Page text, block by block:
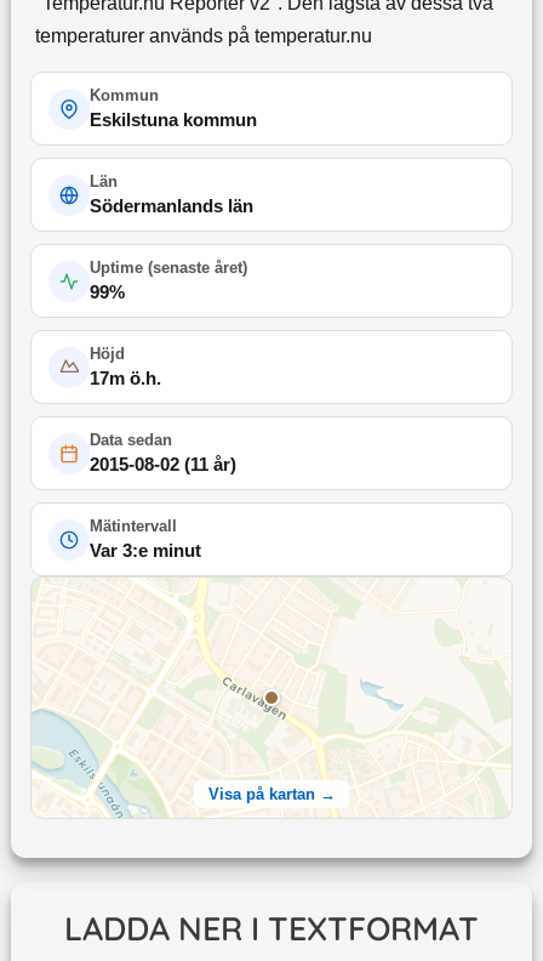
temperaturer används på temperatur.nu
Kommun
Eskilstuna kommun
Län
Södermanlands län
Uptime (senaste året)
99%
Höjd
17m ö.h.
Data sedan
2015-08-02(11 år)
Mätintervall
Var 3:e minut
Visa på kartan →
LADDA NER I TEXTFORMAT